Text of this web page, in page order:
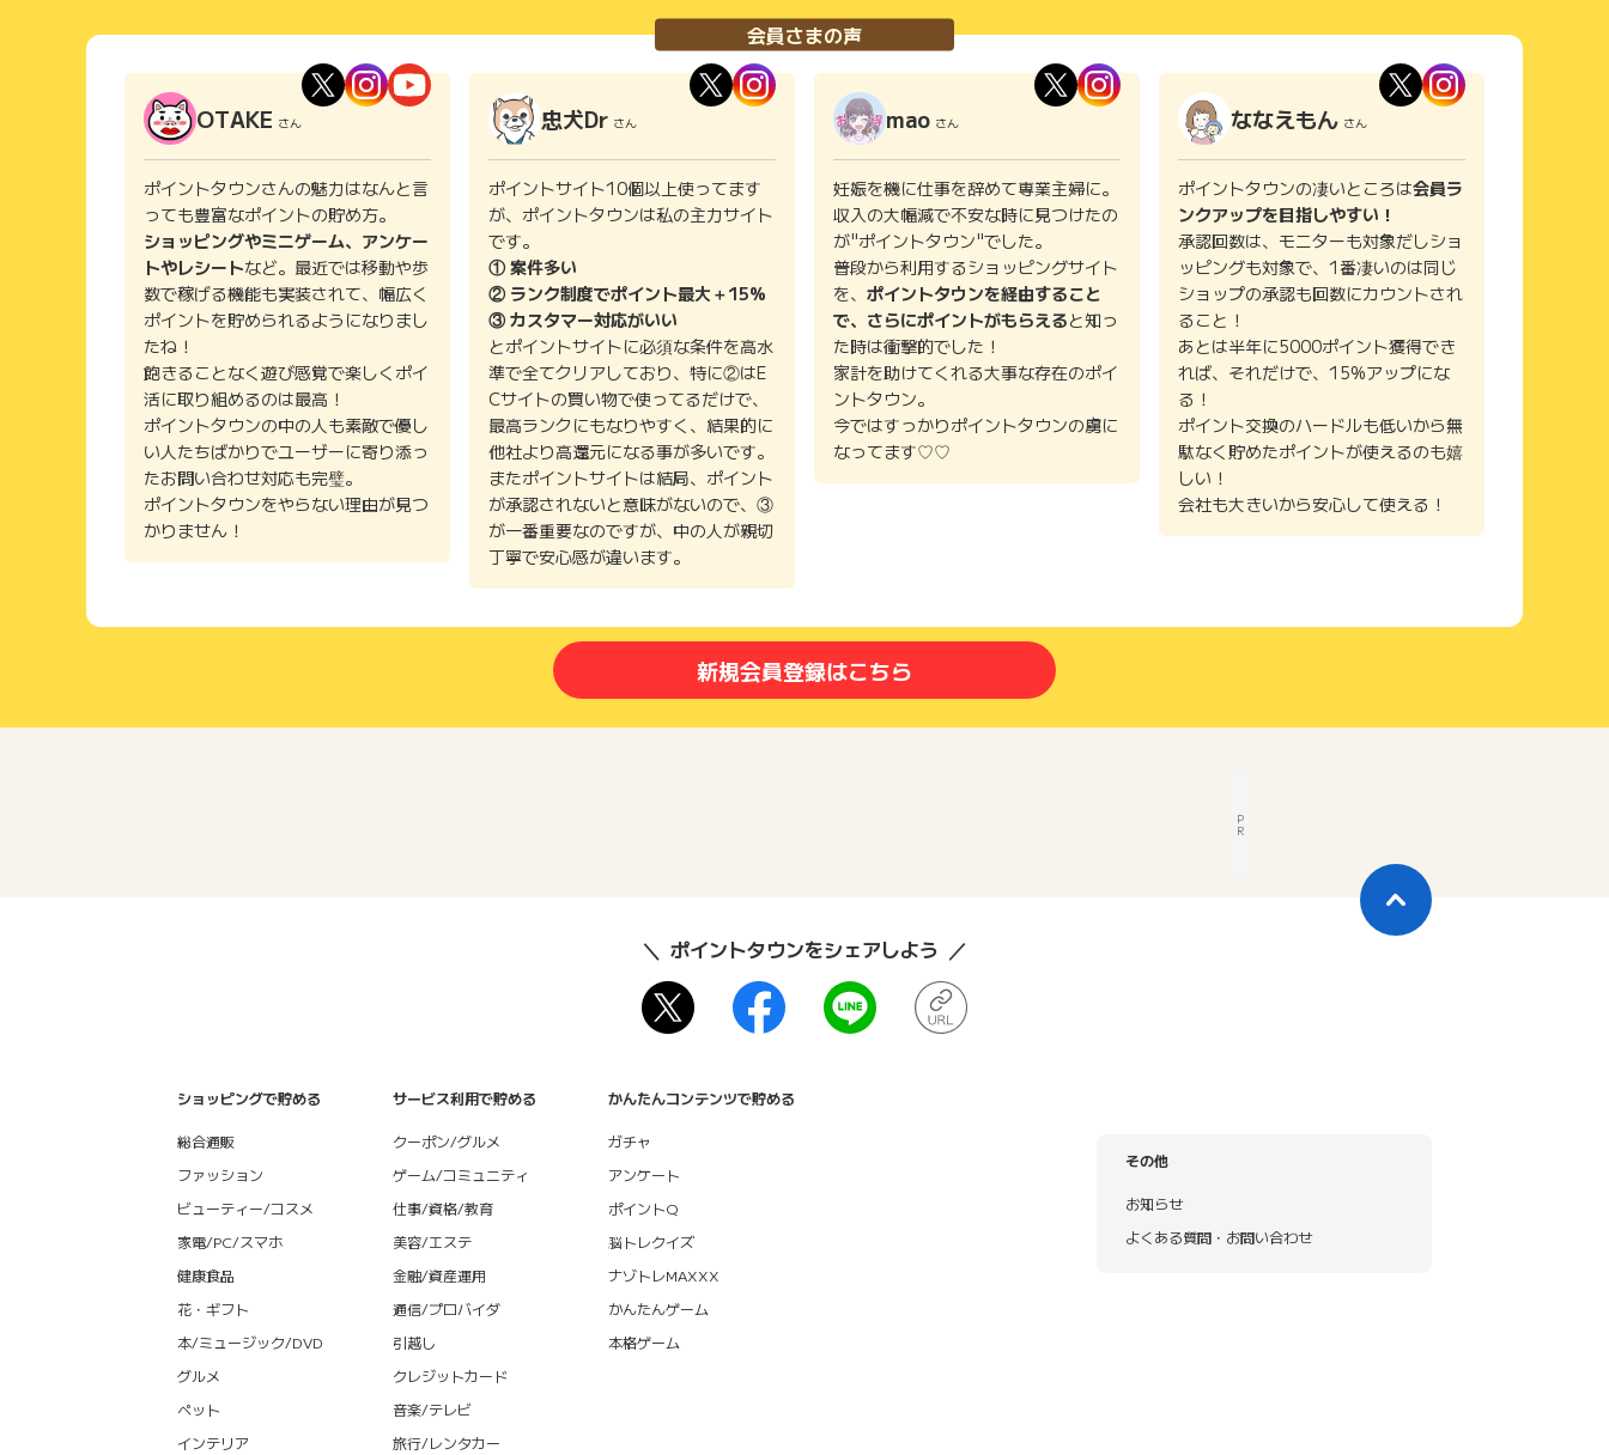
会員さまの声
OTAKE さん
ポイントタウンさんの魅力はなんと言
っても豊富なポイントの貯め方。
ショッピングやミニゲーム、アンケー
トやレシートなど。最近では移動や歩
数で稼げる機能も実装されて、幅広く
ポイントを貯められるようになりまし
たね！
飽きることなく遊び感覚で楽しくポイ
活に取り組めるのは最高！
ポイントタウンの中の人も素敵で優し
い人たちばかりでユーザーに寄り添っ
たお問い合わせ対応も完璧。
ポイントタウンをやらない理由が見つ
かりません！
忠犬Dr さん
ポイントサイト10個以上使ってます
が、ポイントタウンは私の主力サイト
です。
① 案件多い
② ランク制度でポイント最大＋15%
③ カスタマー対応がいい
とポイントサイトに必須な条件を高水
準で全てクリアしており、特に②はE
Cサイトの買い物で使ってるだけで、
最高ランクにもなりやすく、結果的に
他社より高還元になる事が多いです。
またポイントサイトは結局、ポイント
が承認されないと意味がないので、③
が一番重要なのですが、中の人が親切
丁寧で安心感が違います。
mao さん
妊娠を機に仕事を辞めて専業主婦に。
収入の大幅減で不安な時に見つけたの
が"ポイントタウン"でした。
普段から利用するショッピングサイト
を、 ポイントタウンを経由すること
で、さらにポイントがもらえると知っ
た時は衝撃的でした！
家計を助けてくれる大事な存在のポイ
ントタウン。
今ではすっかりポイントタウンの虜に
なってます♡♡
ななえもん さん
ポイントタウンの凄いところは会員ラ
ンクアップを目指しやすい！
承認回数は、モニターも対象だしショ
ッピングも対象で、1番凄いのは同じ
ショップの承認も回数にカウントされ
ること！
あとは半年に5000ポイント獲得でき
れば、それだけで、15%アップにな
る！
ポイント交換のハードルも低いから無
駄なく貯めたポイントが使えるのも嬉
しい！
会社も大きいから安心して使える！
新規会員登録はこちら
P
R
ポイントタウンをシェアしよう
ショッピングで貯める
総合通販
ファッション
ビューティー/コスメ
家電/PC/スマホ
健康食品
花・ギフト
本/ミュージック/DVD
グルメ
ペット
インテリア
サービス利用で貯める
クーポン/グルメ
ゲーム/コミュニティ
仕事/資格/教育
美容/エステ
金融/資産運用
通信/プロバイダ
引越し
クレジットカード
音楽/テレビ
旅行/レンタカー
かんたんコンテンツで貯める
ガチャ
アンケート
ポイントQ
脳トレクイズ
ナゾトレMAXXX
かんたんゲーム
本格ゲーム
その他
お知らせ
よくある質問・お問い合わせ